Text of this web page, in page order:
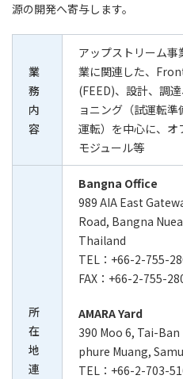
源の開発へ寄与します。
業
務
内
容
アップストリーム
業に関連した、
(FEED)、設計、調
ョニング（試運転
運転）を中心に、オ
モジュール等
所
在
地
連
Bangna Office
989 AIA East
Road, Bangna
Thailand
TEL：+66-2-755-
FAX：+66-2-755-
AMARA Yard
390 Moo 6, Tai-
phure Muang,
TEL：+66-2-703-